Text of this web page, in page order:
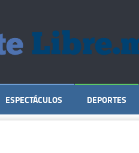
ESPECTÁCULOS DEPORTES